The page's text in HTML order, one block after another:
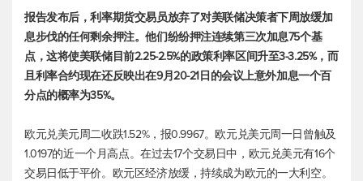
报告发布后，利率期货交易员放弃了对美联储决策者下周放缓加
息步伐的任何剩余押注。他们纷纷押注连续第三次加息75个基
点，这将使美联储目前2.25-2.5%的政策利率区间升至3-3.25%，而
且利率合约现在还反映出在9月20-21日的会议上意外加息一个百
分点的概率为35%。
欧元兑美元周二收跌1.52%，报0.9967。欧元兑美元周一日曾触及
1.0197的近一个月高点。在过去17个交易日中， 欧元兑美元有16个
交易日低于平价。欧元区经济放缓，持续成为欧元的一大利空。